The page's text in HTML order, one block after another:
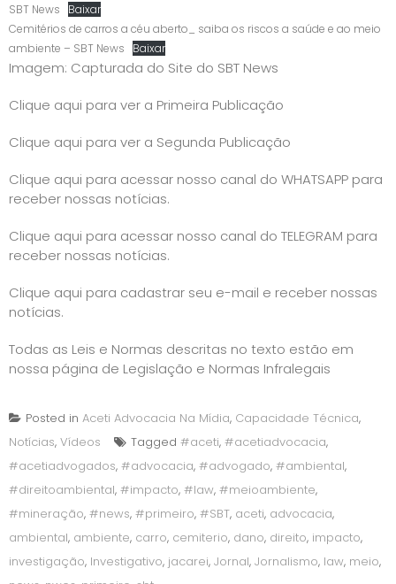
SBT News
Baixar
Cemitérios de carros a céu aberto_ saiba os riscos a saúde e ao meio
ambiente – SBT News
Baixar
Imagem: Capturada do Site do SBT News
Clique aqui para ver a Primeira Publicação
Clique aqui para ver a Segunda Publicação
Clique aqui para acessar nosso canal do WHATSAPP para
receber nossas notícias.
Clique aqui para acessar nosso canal do TELEGRAM para
receber nossas notícias.
Clique aqui para cadastrar seu e-mail e receber nossas
notícias.
Todas as Leis e Normas descritas no texto estão em
nossa página de Legislação e Normas Infralegais
Posted in Aceti Advocacia Na Mídia, Capacidade Técnica,
Notícias, Vídeos Tagged #aceti, #acetiadvocacia,
#acetiadvogados, #advocacia, #advogado, #ambiental,
#direitoambiental, #impacto, #law, #meioambiente,
#mineração, #news, #primeiro, #SBT, aceti, advocacia,
ambiental, ambiente, carro, cemiterio, dano, direito, impacto,
investigação, Investigativo, jacarei, Jornal, Jornalismo, law, meio,